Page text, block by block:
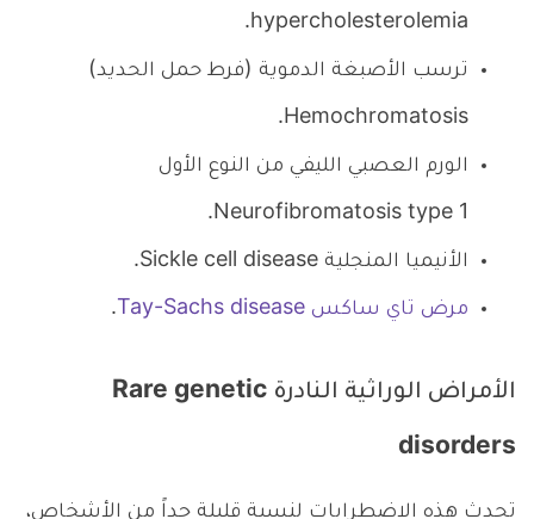
hypercholesterolemia.
ترسب الأصبغة الدموية (فرط حمل الحديد)
Hemochromatosis.
الورم العصبي الليفي من النوع الأول
Neurofibromatosis type 1.
الأنيميا المنجلية Sickle cell disease.
مرض تاي ساكس Tay-Sachs disease .
الأمراض الوراثية النادرة Rare genetic
disorders
تحدث هذه الاضطرابات لنسبة قليلة جداً من الأشخاص،